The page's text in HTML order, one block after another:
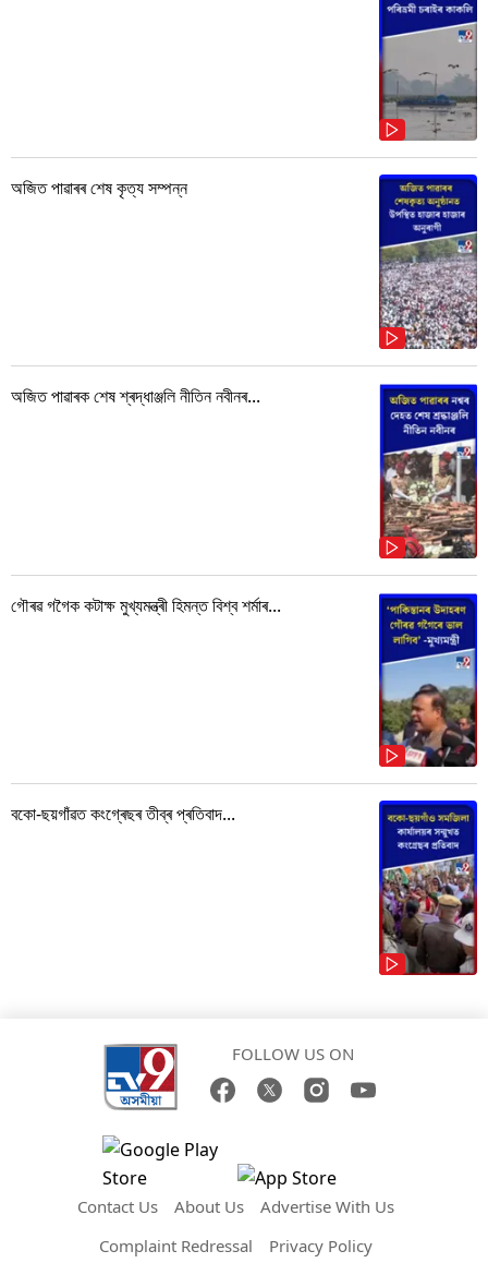
অজিত পাৱাৰৰ শেষ কৃত্য সম্পন্ন
অজিত পাৱাৰক শেষ শ্ৰদ্ধাঞ্জলি নীতিন নবীনৰ...
গৌৰৱ গগৈক কটাক্ষ মুখ্যমন্ত্ৰী হিমন্ত বিশ্ব শৰ্মাৰ...
বকো-ছয়গাঁৱত কংগ্ৰেছৰ তীব্ৰ প্ৰতিবাদ...
FOLLOW US ON
Contact Us About Us
Advertise With Us
Complaint Redressal
Privacy Policy